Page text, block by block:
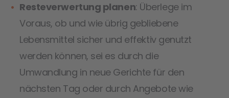
Resteverwertung planen: Überlege im
Voraus, ob und wie übrig gebliebene
Lebensmittel sicher und effektiv genutzt
werden können, sei es durch die
Umwandlung in neue Gerichte für den
nächsten Tag oder durch Angebote wie